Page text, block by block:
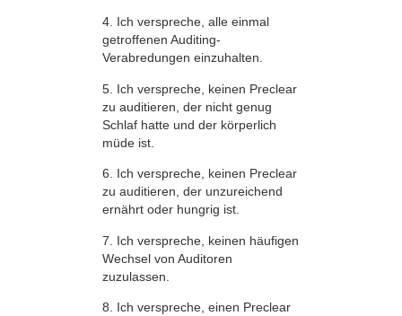
4. Ich verspreche, alle einmal
getroffenen Auditing-
Verabredungen einzuhalten.
5. Ich verspreche, keinen Preclear
zu auditieren, der nicht genug
Schlaf hatte und der körperlich
müde ist.
6. Ich verspreche, keinen Preclear
zu auditieren, der unzureichend
ernährt oder hungrig ist.
7. Ich verspreche, keinen häufigen
Wechsel von Auditoren
zuzulassen.
8. Ich verspreche, einen Preclear